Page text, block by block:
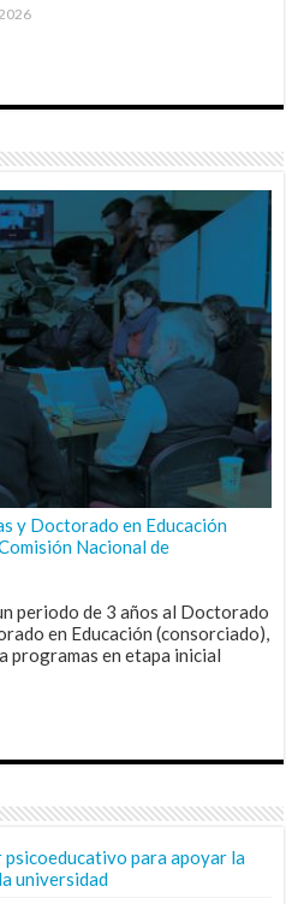
y Doctorado en Educación
Nacional de
periodo de 3 años al Doctorado
en Educación (consorciado),
programas en etapa inicial
psicoeducativo para apoyar la
universidad